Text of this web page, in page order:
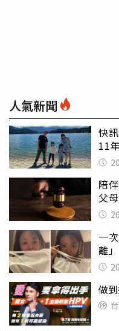
人氣新聞
快
11
陪
父
一
離
看光
做